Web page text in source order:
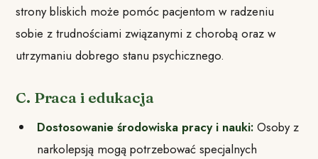
strony bliskich może pomóc pacjentom w radzeniu
sobie z trudnościami związanymi z chorobą oraz w
utrzymaniu dobrego stanu psychicznego.
C. Praca i edukacja
Dostosowanie środowiska pracy i nauki:Osoby z
narkolepsją mogą potrzebować specjalnych